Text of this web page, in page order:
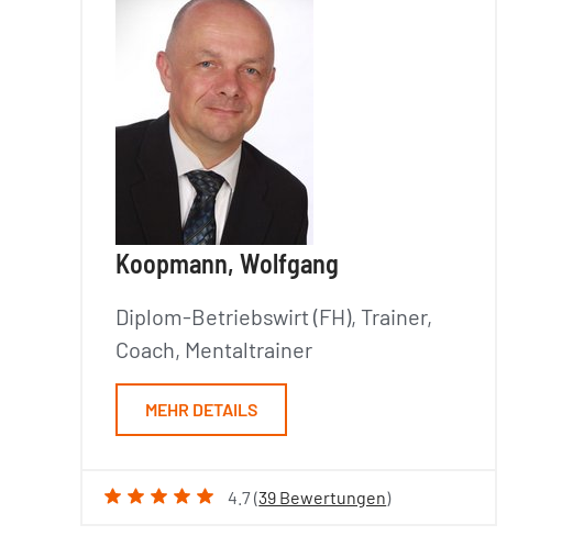
Koopmann, Wolfgang
Diplom-Betriebswirt (FH), Trainer,
Coach, Mentaltrainer
MEHR DETAILS
4.7 (39 Bewertungen)